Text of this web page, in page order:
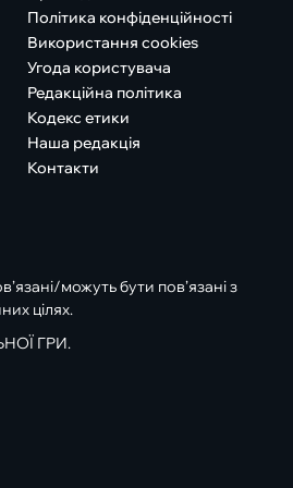
Політика конфіденційності
Використання cookies
Угода користувача
Редакційна політика
Кодекс етики
Наша редакція
Контакти
можуть бути пов’язані з
цілях.
ГРИ.